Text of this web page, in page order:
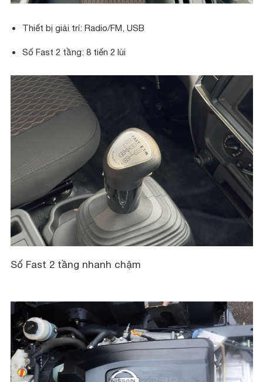
Thiết bị giải trí: Radio/FM, USB
Số Fast 2 tầng: 8 tiến 2 lùi
Số Fast 2 tầng nhanh chậm